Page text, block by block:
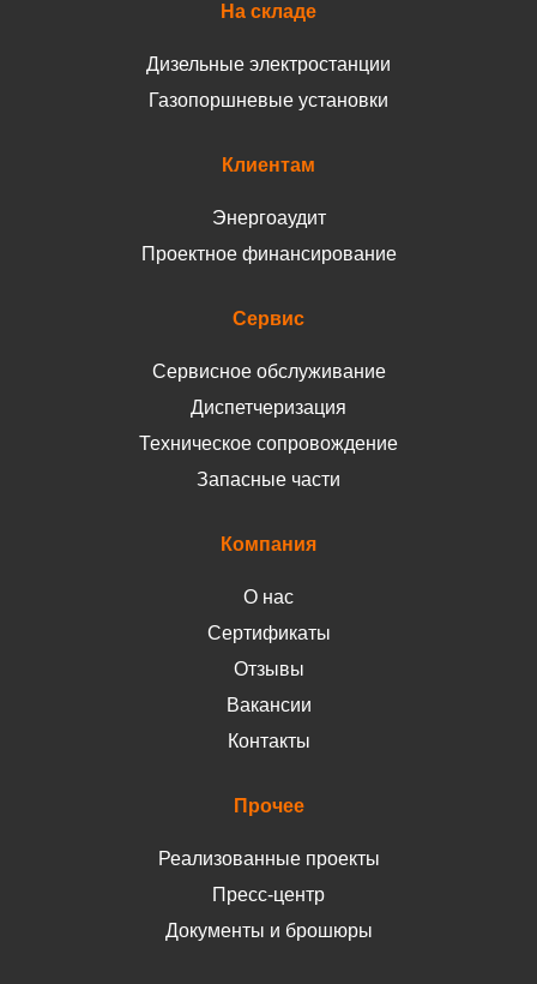
На складе
Дизельные электростанции
Газопоршневые установки
Клиентам
Энергоаудит
Проектное финансирование
Сервис
Сервисное обслуживание
Диспетчеризация
Техническое сопровождение
Запасные части
Компания
О нас
Сертификаты
Отзывы
Вакансии
Контакты
Прочее
Реализованные проекты
Пресс-центр
Документы и брошюры